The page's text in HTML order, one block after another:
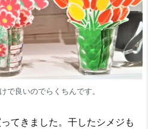
で良いのでらくちんです。
てきました。干したシメジも